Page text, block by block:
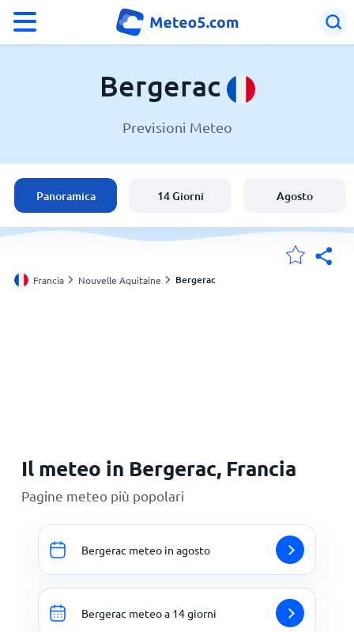
Francia
Italia
Svizzera
Bergerac
Previsioni Meteo
Panoramica 14 Giorni Agosto
Francia Nouvelle Aquitaine Bergerac
Il meteo in Bergerac, Francia
Pagine meteo più popolari
Bergerac meteo in agosto
Bergerac meteo a 14 giorni